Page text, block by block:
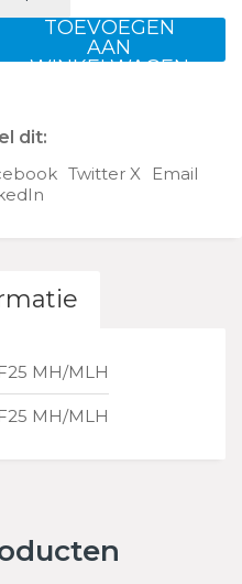
TOEVOEGEN
AAN
WINKELWAGEN
dit:
Twitter X
Email
F25 MH/MLH
F25 MH/MLH